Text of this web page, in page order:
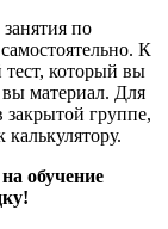
по
К
который вы
материал. Для
закрытой группе,
обучение